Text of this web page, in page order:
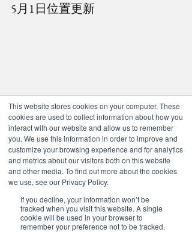
This website stores cookies on your computer. These
cookies are used to collect information about how you
interact with our website and allow us to remember
you. We use this information in order to improve and
customize your browsing experience and for analytics
and metrics about our visitors both on this website
and other media. To find out more about the cookies
we use, see our Privacy Policy.
If you decline, your information won’t be
tracked when you visit this website. A single
cookie will be used in your browser to
remember your preference not to be tracked.
5月1日位置更新
#20IMPACT20